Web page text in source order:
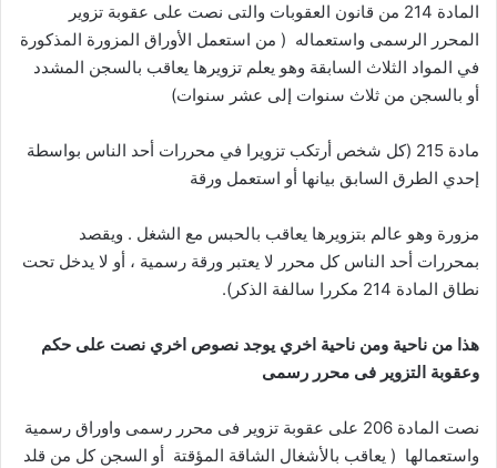
المادة 214 من قانون العقوبات والتى نصت على عقوبة تزوير
المحرر الرسمى واستعماله ( من استعمل الأوراق المزورة المذكورة
في المواد الثلاث السابقة وهو يعلم تزويرها يعاقب بالسجن المشدد
أو بالسجن من ثلاث سنوات إلى عشر سنوات)
مادة 215 (كل شخص أرتكب تزويرا في محررات أحد الناس بواسطة
إحدي الطرق السابق بيانها أو استعمل ورقة
مزورة وهو عالم بتزويرها يعاقب بالحبس مع الشغل . ويقصد
بمحررات أحد الناس كل محرر لا يعتبر ورقة رسمية ، أو لا يدخل تحت
نطاق المادة 214 مكررا سالفة الذكر).
هذا من ناحية ومن ناحية اخري يوجد نصوص اخري نصت على حكم
وعقوبة التزوير فى محرر رسمى
نصت المادة 206 على عقوبة تزوير فى محرر رسمى واوراق رسمية
واستعمالها ( يعاقب بالأشغال الشاقة المؤقتة أو السجن كل من قلد